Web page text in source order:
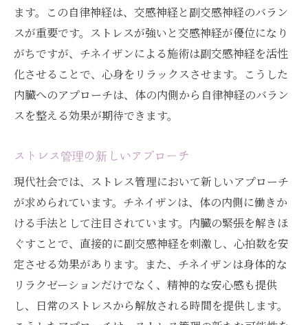
ます。この自律神経は、交感神経と副交感神経のバラン
スが重要です。ストレスが強いと交感神経が優位になり
がちですが、チネイザンによる施術は副交感神経を活性
化させることで、心身をリラックスさせます。こうした
内臓へのアプローチは、体の内側から自律神経のバラン
スを整える効果が期待できます。
ストレス管理の新しいアプローチ
現代社会では、ストレス管理において新しいアプローチ
が求められています。チネイザンは、体の内側に働きか
ける手法として注目されています。内臓の緊張を解きほ
ぐすことで、直接的に副交感神経を刺激し、心拍数を安
定させる効果があります。また、チネイザンは身体的な
リラクゼーションだけでなく、精神的な安心感も提供
し、日常のストレスから解放される時間を提供します。